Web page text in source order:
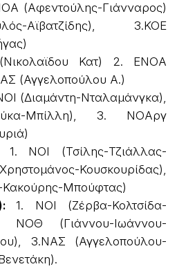
(Αφεντούλης-Γιάνναρος)
Αϊβατζίδης), 3.ΚΟΕ
Κατ) 2. ΕΝΟΑ
(Αγγελοπούλου Α.)
(Διαμάντη-Νταλαμάνγκα),
Μπίλλη), 3. ΝΟΑργ
1. ΝΟΙ (Τσίλης-Τζιάλλας-
Κουσκουρίδας),
Μπούφτας)
1. ΝΟΙ (Ζέρβα-Κολτσίδα-
ΝΟΘ (Γιάννου-Ιωάννου-
3.ΝΑΣ (Αγγελοπούλου-